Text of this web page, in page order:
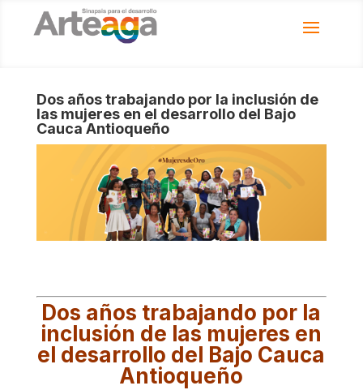
Dos años trabajando por la inclusión de
las mujeres en el desarrollo del Bajo
Cauca Antioqueño
Dos años trabajando por la
inclusión de las mujeres en
el desarrollo del Bajo Cauca
Antioqueño